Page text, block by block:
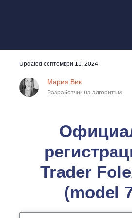
Updated септември 11, 2024
Мария Вик
Разработчик на алгоритъм
Trader
(model